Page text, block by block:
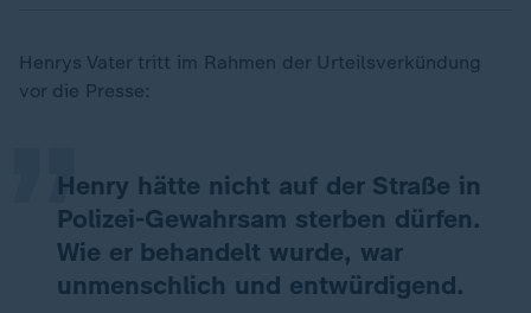
Henrys Vater tritt im Rahmen der Urteilsverkündung
vor die Presse:
Henry hätte nicht auf der Straße in
Polizei-Gewahrsam sterben dürfen.
Wie er behandelt wurde, war
unmenschlich und entwürdigend.
„